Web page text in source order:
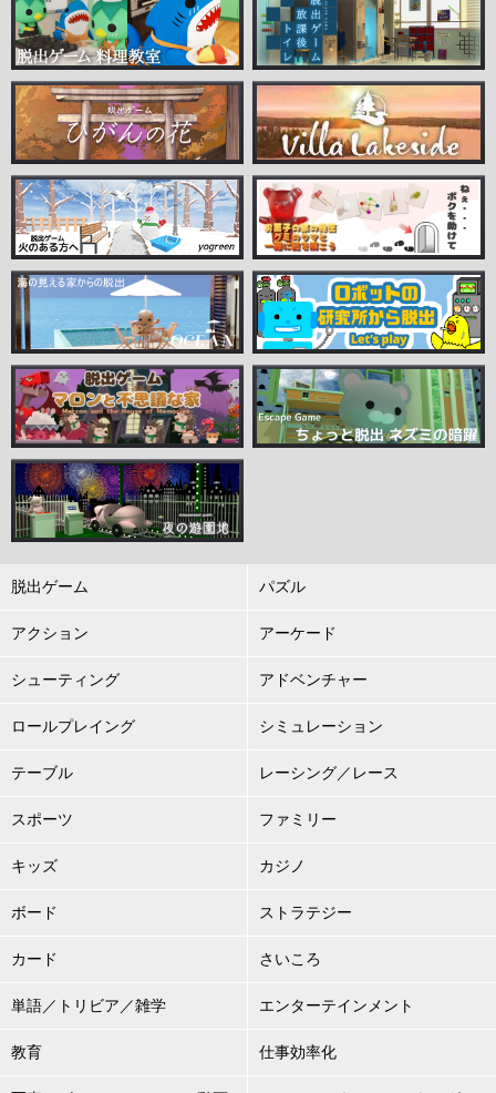
脱出ゲーム パズル
アクション アーケード
シューティング アドベンチャー
ロールプレイング シミュレーション
テーブル レーシング／レース
スポーツ ファミリー
キッズ カジノ
ボード ストラテジー
カード さいころ
単語／トリビア／雑学 エンターテインメント
教育 仕事効率化